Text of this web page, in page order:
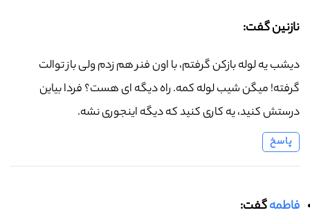
نازنین گفت:
دیشب یه لوله بازکن گرفتم، با اون فنر هم زدم ولی باز توالت
گرفته! میگن شیب لوله کمه. راه دیگه ای هست؟ فردا بیاین
درستش کنید، یه کاری کنید که دیگه اینجوری نشه.
پاسخ
فاطمهگفت: